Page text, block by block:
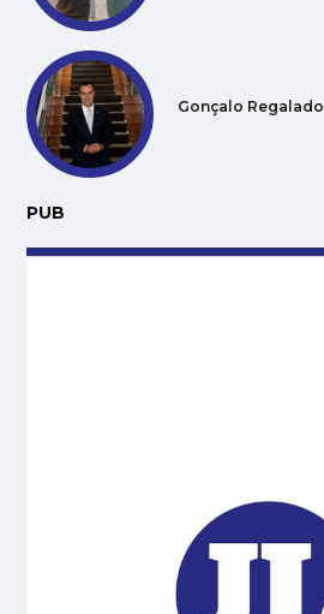
Gonçalo Regalado
PUB